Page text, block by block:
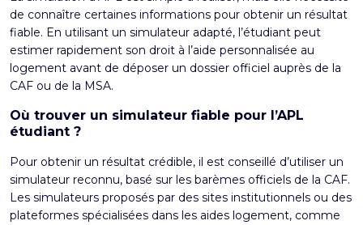
de connaître certaines informations pour obtenir un résultat
fiable. En utilisant un simulateur adapté, l’étudiant peut
estimer rapidement son droit à l’aide personnalisée au
logement avant de déposer un dossier officiel auprès de la
CAF ou de la MSA.
Où trouver un simulateur fiable pour l’APL
étudiant ?
Pour obtenir un résultat crédible, il est conseillé d’utiliser un
simulateur reconnu, basé sur les barèmes officiels de la CAF.
Les simulateurs proposés par des sites institutionnels ou des
plateformes spécialisées dans les aides logement, comme